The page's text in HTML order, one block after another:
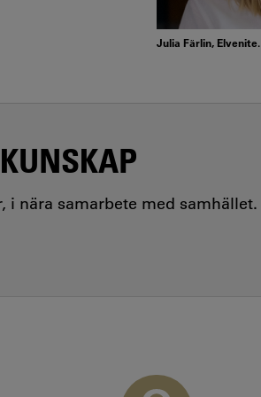
Julia Färlin, Elvenite.
nära samarbete med samhället.